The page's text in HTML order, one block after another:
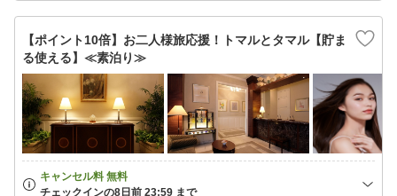
【ポイント10倍】お二人様旅応援！トマルとタマル【貯ま
る使える】≪素泊り≫